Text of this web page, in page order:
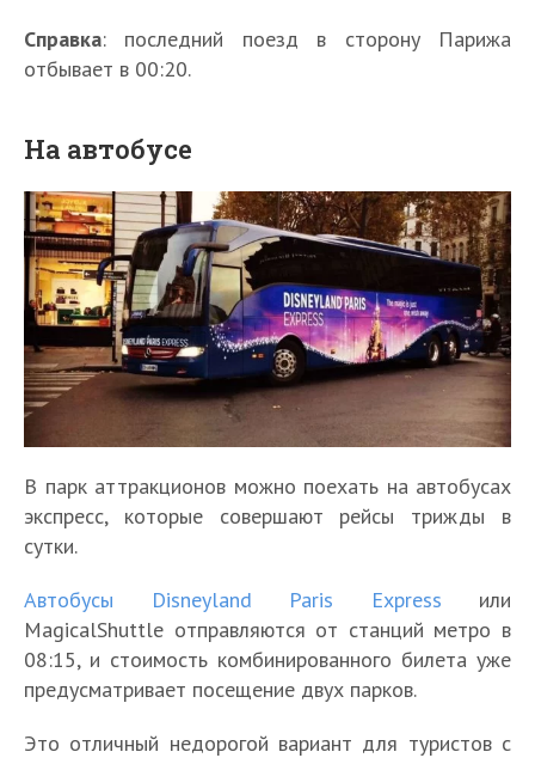
Справка: последний поезд в сторону Парижа
отбывает в 00:20.
На автобусе
В парк аттракционов можно поехать на автобусах
экспресс, которые совершают рейсы трижды в
сутки.
Автобусы Disneyland Paris Express или
MagicalShuttle отправляются от станций метро в
08:15, и стоимость комбинированного билета уже
предусматривает посещение двух парков.
Это отличный недорогой вариант для туристов с